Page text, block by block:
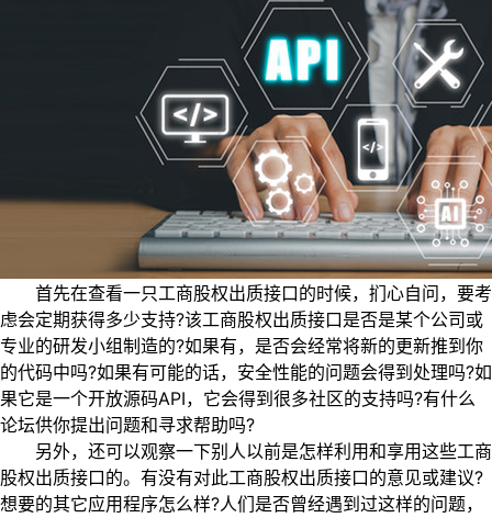
首先在查看一只工商股权出质接口的时候，扪心自问，要考
虑会定期获得多少支持?该工商股权出质接口是否是某个公司或
专业的研发小组制造的?如果有，是否会经常将新的更新推到你
的代码中吗?如果有可能的话，安全性能的问题会得到处理吗?如
果它是一个开放源码API，它会得到很多社区的支持吗?有什么
论坛供你提出问题和寻求帮助吗?
另外，还可以观察一下别人以前是怎样利用和享用这些工商
股权出质接口的。有没有对此工商股权出质接口的意见或建议?
想要的其它应用程序怎么样?人们是否曾经遇到过这样的问题，